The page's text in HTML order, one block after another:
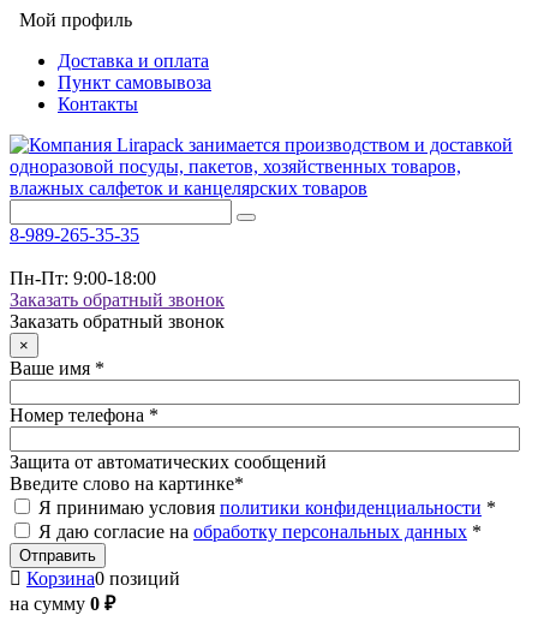
Мой профиль
Доставка и оплата
Пункт самовывоза
Контакты
8-989-265-35-35
Пн-Пт: 9:00-18:00
Заказать обратный звонок
Заказать обратный звонок
×
Ваше имя *
Номер телефона *
Защита от автоматических сообщений
Введите слово на картинке*
Я принимаю условия политики конфиденциальности *
Я даю согласие на обработку персональных данных *
Корзина0 позиций
на сумму 0 ₽